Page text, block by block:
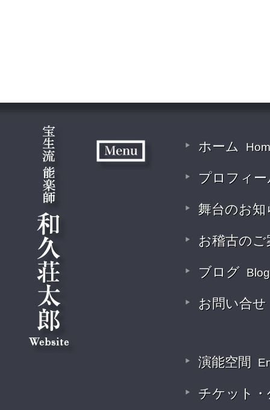
ホーム
プロフィ
舞台のお
お稽古の
ブログ Blog
お問い合せ
演能空間
チケット